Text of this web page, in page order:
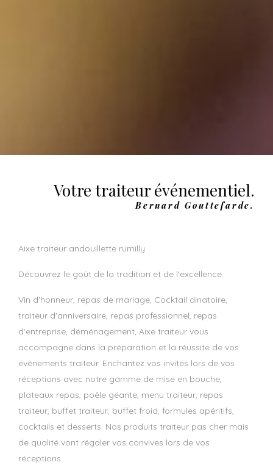
Votre traiteur événementiel.
Bernard Gouttefarde.
aixe traiteur andouillette rumilly
Découvrez le goût de la tradition et de l'excellence.
Vin d'honneur, repas de mariage, Cocktail dinatoire,
traiteur d'anniversaire, repas professionnel, repas
d'entreprise, déménagement, Aixe traiteur vous
accompagne dans la préparation et la réussite de vos
événements traiteur. Enchantez vos invités lors de vos
réceptions avec notre gamme de mise en bouche,
plateaux repas, poêle géante, menu traiteur, repas
traiteur, buffet traiteur, buffet froid, formules apéritifs,
cocktails et desserts. Nos produits traiteur pas cher mais
de qualité vont régaler vos convives lors de vos
réceptions.